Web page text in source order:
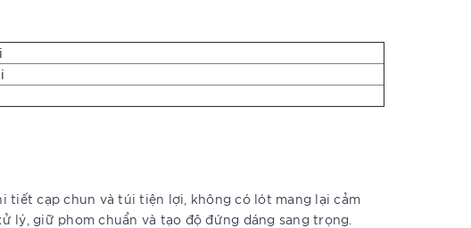
tiết cạp chun và túi tiện lợi, không có lót mang lại cảm
lý, giữ phom chuẩn và tạo độ đứng dáng sang trọng.